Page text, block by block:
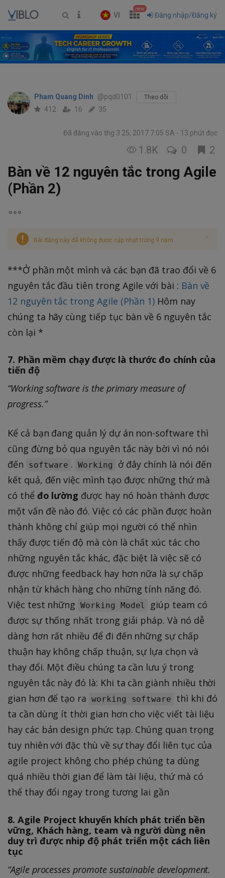
VI
new
Đăng nhập/Đăng ký
Pham Quang Dinh @pqd0101 Theo dõi
412 16 35
Đã đăng vào thg 3 25, 2017 7:05 SA 13 phút đọc
1.8K 0 2
Bàn về 12 nguyên tắc trong Agile
(Phần 2)
Bài đăng này đã không được cập nhật trong 9 năm
***Ở phần một mình và các bạn đã trao đổi về 6
nguyên tắc đầu tiên trong Agile với bài : Bàn về
12 nguyên tắc trong Agile (Phần 1) Hôm nay
chúng ta hãy cùng tiếp tục bàn về 6 nguyên tắc
còn lại *
7. Phần mềm chạy được là thước đo chính của
tiến độ
“Working software is the primary measure of
progress.”
Kể cả bạn đang quản lý dự án non-software thì
cũng đừng bỏ qua nguyên tắc này bời vì nó nói
đến
software . Working
ở đây chính là nói đến
kết quả, đến việc mình tạo được những thứ mà
có thể đo lường được hay nó hoàn thành được
một vấn đề nào đó. Việc có các phần được hoàn
thành không chỉ giúp mọi người có thể nhìn
thấy được tiến độ mà còn là chất xúc tác cho
những nguyên tắc khác, đặc biệt là việc sẽ có
được những feedback hay hơn nữa là sự chấp
nhận từ khách hàng cho những tính năng đó.
Việc test những Working Model
giúp team có
được sự thống nhất trong giải pháp. Và nó dễ
dàng hơn rất nhiều để đi đến những sự chấp
thuận hay không chấp thuận, sự lựa chọn và
thay đổi. Một điều chúng ta cần lưu ý trong
nguyên tắc này đó là: Khi ta cần giành nhiều thời
gian hơn để tạo ra working software
thì khi đó
ta cần dùng ít thời gian hơn cho việc viết tài liệu
hay các bản design phức tạp. Chúng quan trọng
tuy nhiên với đặc thù về sự thay đổi liên tục của
agile project không cho phép chúng ta dùng
quá nhiều thời gian để làm tài liệu, thứ mà có
thể thay đổi ngay trong tương lai gần
8. Agile Project khuyến khích phát triển bền
vững, Khách hàng, team và người dùng nên
duy trì được nhip độ phát triển một cách liên
tục
“Agile processes promote sustainable development.